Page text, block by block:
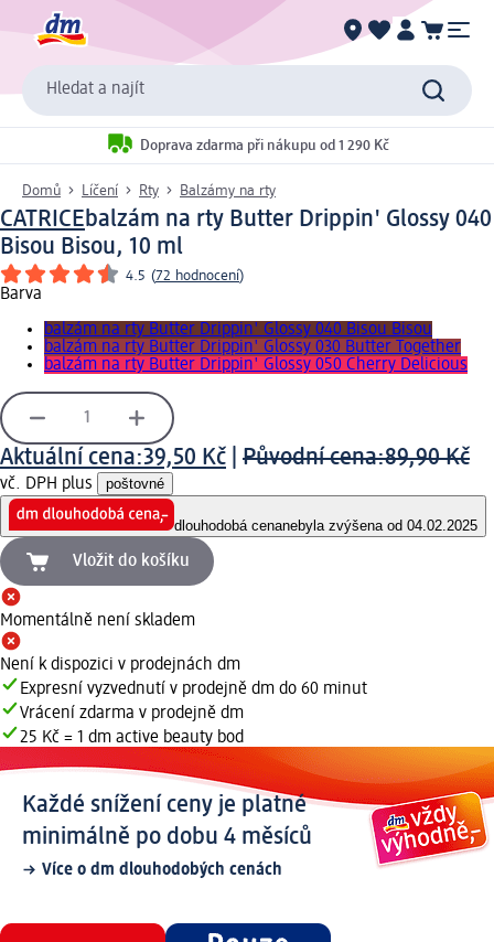
Hledat a najít
Doprava zdarma při nákupu od 1 290 Kč
Domů Líčení Rty Balzámy na rty
CATRICEbalzám na rty Butter Drippin' Glossy 040
Bisou Bisou, 10 ml
4.5 (72 hodnocení)
Barva
balzám na rty Butter Drippin' Glossy 040 Bisou Bisou
balzám na rty Butter Drippin' Glossy 030 Butter Together
balzám na rty Butter Drippin' Glossy 050 Cherry Delicious
Aktuální cena:39,50 Kč Původní cena:89,90 Kč
vč. DPH plus poštovné
dlouhodobá cenanebyla zvýšena od 04.02.2025
Vložit do košíku
Momentálně není skladem
Není k dispozici v prodejnách dm
Expresní vyzvednutí v prodejně dm do 60 minut
Vrácení zdarma v prodejně dm
25 Kč = 1 dm active beauty bod
Každé snížení ceny je platné
minimálně po dobu 4 měsíců
Více o dm dlouhodobých cenách